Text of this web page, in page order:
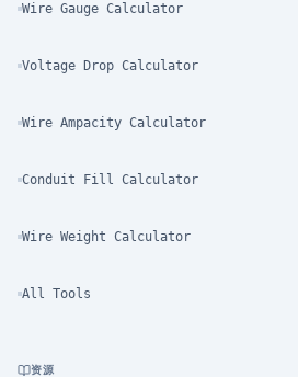
Wire Gauge Calculator
Voltage Drop Calculator
Wire Ampacity Calculator
Conduit Fill Calculator
Wire Weight Calculator
All Tools
资源